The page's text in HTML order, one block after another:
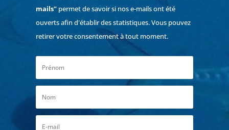
mails"permet de savoir si nos e-mails ont été
ouverts afin d'établir des statistiques. Vous pouvez
retirer votre consentement à tout moment.